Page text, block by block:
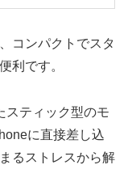
コンパクトでスタ
利です。
スティック型のモ
に直接差し込
るストレスから解